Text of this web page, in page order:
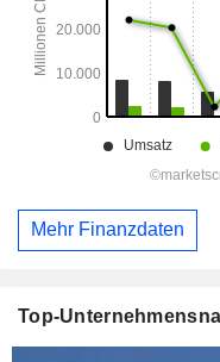
Mehr Finanzdaten
Top-